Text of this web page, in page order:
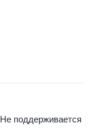
Не поддерживается